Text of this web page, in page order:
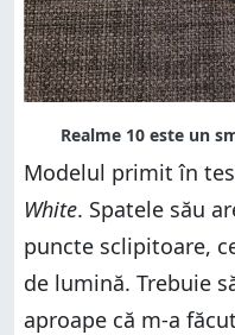
Modelul primit în
White. Spatele său
puncte sclipitoare,
de lumină. Trebuie
aproape că m-a